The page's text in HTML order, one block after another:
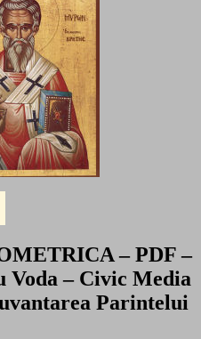
– PDF –
Voda – Civic Media
Parintelui